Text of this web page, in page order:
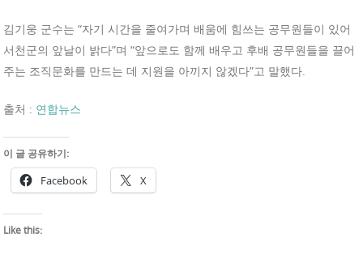
김기웅 군수는 “자기 시간을 줄여가며 배움에 힘쓰는 공무원들이 있어
서천군의 앞날이 밝다”며 “앞으로도 함께 배우고 후배 공무원들을 끌어
주는 조직문화를 만드는 데 지원을 아끼지 않겠다”고 말했다.
출처 : 연합뉴스
이 글 공유하기:
Facebook X
Like this: